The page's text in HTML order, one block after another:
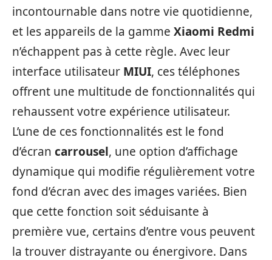
incontournable dans notre vie quotidienne,
et les appareils de la gamme Xiaomi Redmi
n’échappent pas à cette règle. Avec leur
interface utilisateur MIUI, ces téléphones
offrent une multitude de fonctionnalités qui
rehaussent votre expérience utilisateur.
L’une de ces fonctionnalités est le fond
d’écran carrousel, une option d’affichage
dynamique qui modifie régulièrement votre
fond d’écran avec des images variées. Bien
que cette fonction soit séduisante à
première vue, certains d’entre vous peuvent
la trouver distrayante ou énergivore. Dans